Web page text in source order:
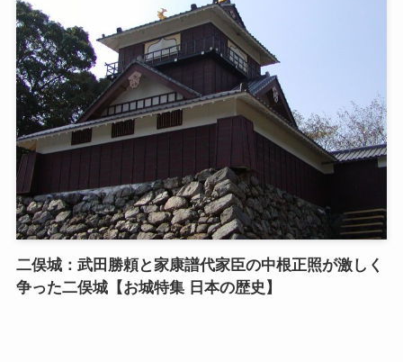
二俣城：武田勝頼と家康譜代家臣の中根正照が激しく
争った二俣城【お城特集 日本の歴史】